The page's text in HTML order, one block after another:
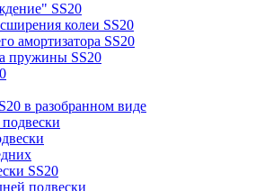
SS20
колеи SS20
амортизатора SS20
пружины SS20
в разобранном виде
SS20
подвески